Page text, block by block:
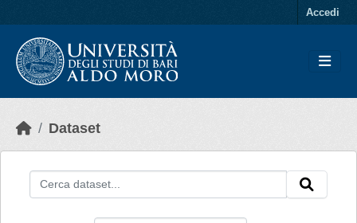
Accedi
Dataset